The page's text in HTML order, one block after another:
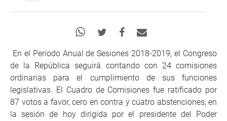
En el Período Anual de Sesiones 2018-2019, el Congreso
de la República seguirá contando con 24 comisiones
ordinarias para el cumplimiento de sus funciones
legislativas. El Cuadro de Comisiones fue ratificado por
87 votos a favor, cero en contra y cuatro abstenciones, en
la sesión de hoy dirigida por el presidente del Poder